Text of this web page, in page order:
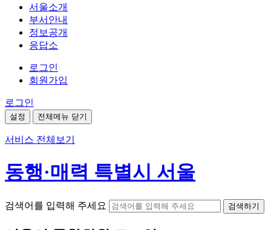
서울소개
부서안내
정보공개
응답소
로그인
회원가입
로그인
설정 전체메뉴 닫기
서비스 전체보기
동행·매력 특별시 서울
검색어를 입력해 주세요 검색하기